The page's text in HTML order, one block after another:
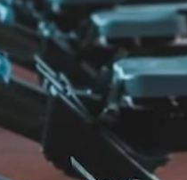
Shipping Country: